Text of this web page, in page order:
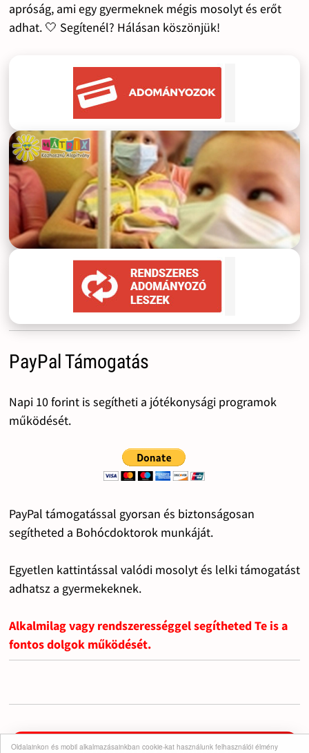
Oldalainkon és mobil alkalmazásainkban cookie-kat használunk felhasználói élmény
apróság, ami egy gyermeknek mégis mosolyt és erőt
adhat. 🤍 Segítenél? Hálásan köszönjük!
PayPal Támogatás
Napi 10 forint is segítheti a jótékonysági programok
működését.
PayPal támogatással gyorsan és biztonságosan
segítheted a Bohócdoktorok munkáját.
Egyetlen kattintással valódi mosolyt és lelki támogatást
adhatsz a gyermekeknek.
Alkalmilag vagy rendszerességgel segítheted Te is a
fontos dolgok működését.